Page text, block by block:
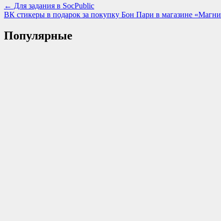
← Для задания в SocPublic
ВК стикеры в подарок за покупку Бон Пари в магазине
Популярные